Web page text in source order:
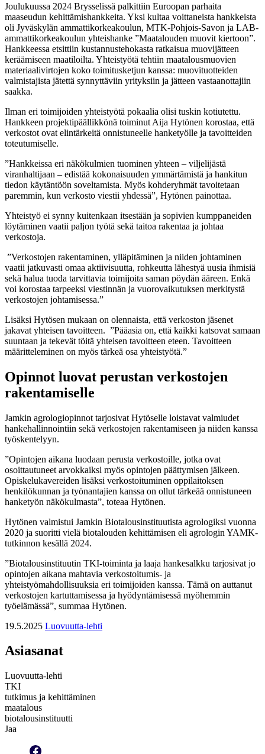
Joulukuussa 2024 Brysselissä palkittiin Euroopan parhaita
maaseudun kehittämishankkeita. Yksi kultaa voittaneista hankkeista
oli Jyväskylän ammattikorkeakoulun, MTK-Pohjois-Savon ja LAB-
ammattikorkeakoulun yhteishanke ”Maatalouden muovit kiertoon”.
Hankkeessa etsittiin kustannustehokasta ratkaisua muovijätteen
keräämiseen maatiloilta. Yhteistyötä tehtiin maatalousmuovien
materiaalivirtojen koko toimitusketjun kanssa: muovituotteiden
valmistajista jätettä synnyttäviin yrityksiin ja jätteen vastaanottajiin
saakka.
Ilman eri toimijoiden yhteistyötä pokaalia olisi tuskin kotiutettu.
Hankkeen projektipäällikkönä toiminut Aija Hytönen korostaa, että
verkostot ovat elintärkeitä onnistuneelle hanketyölle ja tavoitteiden
toteutumiselle.
”Hankkeissa eri näkökulmien tuominen yhteen – viljelijästä
viranhaltijaan – edistää kokonaisuuden ymmärtämistä ja hankitun
tiedon käytäntöön soveltamista. Myös kohderyhmät tavoitetaan
paremmin, kun verkosto viestii yhdessä”, Hytönen painottaa.
Yhteistyö ei synny kuitenkaan itsestään ja sopivien kumppaneiden
löytäminen vaatii paljon työtä sekä taitoa rakentaa ja johtaa
verkostoja.
”Verkostojen rakentaminen, ylläpitäminen ja niiden johtaminen
vaatii jatkuvasti omaa aktiivisuutta, rohkeutta lähestyä uusia ihmisiä
sekä halua tuoda tarvittavia toimijoita saman pöydän ääreen. Enkä
voi korostaa tarpeeksi viestinnän ja vuorovaikutuksen merkitystä
verkostojen johtamisessa.”
Lisäksi Hytösen mukaan on olennaista, että verkoston jäsenet
jakavat yhteisen tavoitteen. ”Pääasia on, että kaikki katsovat samaan
suuntaan ja tekevät töitä yhteisen tavoitteen eteen. Tavoitteen
määritteleminen on myös tärkeä osa yhteistyötä.”
Opinnot luovat perustan verkostojen
rakentamiselle
Jamkin agrologiopinnot tarjosivat Hytöselle loistavat valmiudet
hankehallinnointiin sekä verkostojen rakentamiseen ja niiden kanssa
työskentelyyn.
”Opintojen aikana luodaan perusta verkostoille, jotka ovat
osoittautuneet arvokkaiksi myös opintojen päättymisen jälkeen.
Opiskelukavereiden lisäksi verkostoituminen oppilaitoksen
henkilökunnan ja työnantajien kanssa on ollut tärkeää onnistuneen
hanketyön näkökulmasta”, toteaa Hytönen.
Hytönen valmistui Jamkin Biotalous­instituutista agrologiksi vuonna
2020 ja suoritti vielä biotalouden kehittämisen eli agrologin YAMK-
tutkinnon kesällä 2024.
”Biotalousinstituutin TKI-toiminta ja laaja hankesalkku tarjosivat jo
opintojen aikana mahtavia verkostoitumis- ja
yhteistyömahdollisuuksia eri toimijoiden kanssa. Tämä on auttanut
verkostojen kartuttamisessa ja hyödyntämisessä myöhemmin
työelämässä”, summaa Hytönen.
19.5.2025 Luovuutta-lehti
Asiasanat
Luovuutta-lehti
TKI
tutkimus ja kehittäminen
maatalous
biotalousinstituutti
Jaa